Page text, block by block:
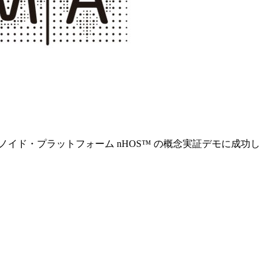
イド・プラットフォーム nHOS™ の概念実証デモに成功し